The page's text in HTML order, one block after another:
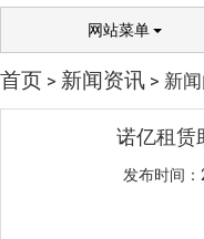
网站菜单
首页 > 新闻资讯 > 新
诺亿租赁
发布时间